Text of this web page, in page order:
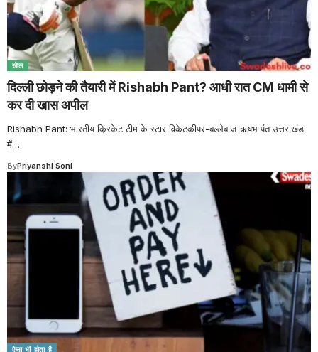
खेल
दिल्ली छोड़ने की तैयारी में Rishabh Pant? आधी रात CM धामी से
कर दी खास अपील
Rishabh Pant: भारतीय क्रिकेट टीम के स्टार विकेटकीपर-बल्लेबाज ऋषभ पंत उत्तराखंड
में…
ByPriyanshi Soni
ऐसा भी होता है